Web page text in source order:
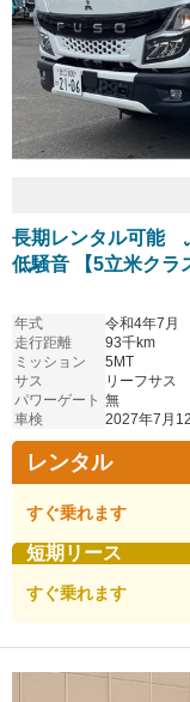
長期レンタル可能
低騒音 【5立米クラ
年式
令和4年7月
走行距離
93千km
ミッション
5MT
サス
リーフサス
パワーゲート 無
車検
2027年7月
レンタル
すぐ乗れます
短期リース
すぐ乗れます